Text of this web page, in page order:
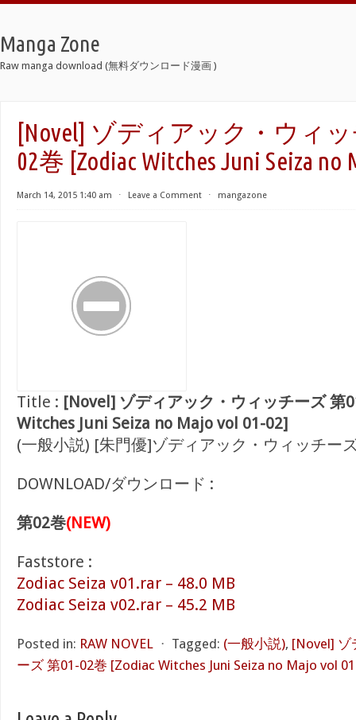
Manga Zone
Raw manga download (無料ダウンロード漫画 )
[Novel] ゾディアック・ウィ
02巻 [Zodiac Witches Juni Seiza no
March 14, 2015 1:40 am ⋅ Leave a Comment ⋅ mangazone
Title : [Novel] ゾディアック・ウィッチーズ 第
Witches Juni Seiza no Majo vol 01-02]
(一般小説) [朱門優]ゾディアック・ウィッチー
DOWNLOAD/ダウンロード :
第02巻(NEW)
Faststore :
Zodiac Seiza v01.rar – 48.0 MB
Zodiac Seiza v02.rar – 45.2 MB
Posted in: RAW NOVEL ⋅ Tagged: (一般小説), [Novel] ゾ
ーズ 第01-02巻 [Zodiac Witches Juni Seiza no Majo vol